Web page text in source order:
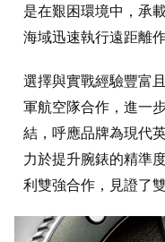
是在艱困環境中，承
海域迅速執行遠距離作
選擇與實戰經驗豐富
軍航空隊合作，進一
結，呼應品牌為現代
力於提升腕錶的精準
利雙強合作，見證了